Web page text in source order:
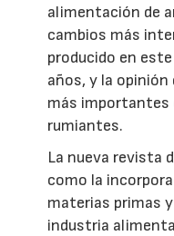
alimentación de
cambios más
producido en
años, y la
más importantes
rumiantes.
La nueva revista
como la
materias primas
industria